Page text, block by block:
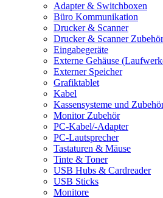
Adapter & Switchboxen
Büro Kommunikation
Drucker & Scanner
Drucker & Scanner Zubehör
Eingabegeräte
Externe Gehäuse
Externer Speicher
Grafiktablet
Kabel
Kassensysteme und
Monitor Zubehör
PC-Kabel/-Adapter
PC-Lautsprecher
Tastaturen & Mäuse
Tinte & Toner
USB Hubs & Cardreader
USB Sticks
Monitore